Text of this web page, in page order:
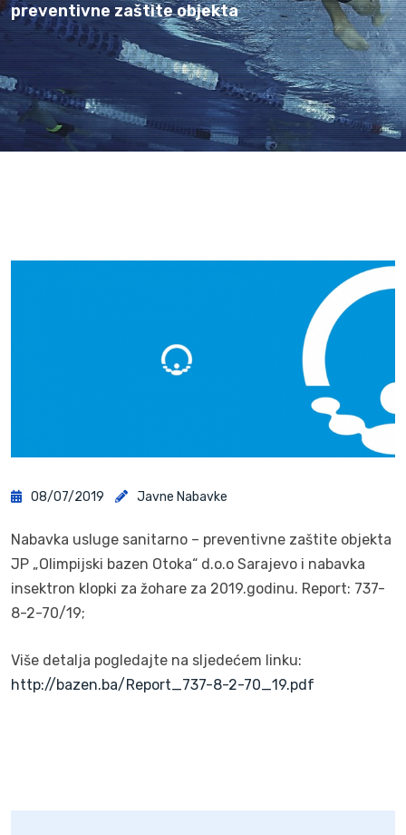
preventivne zaštite objekta
08/07/2019 Javne Nabavke
Nabavka usluge sanitarno – preventivne zaštite objekta
JP „Olimpijski bazen Otoka“ d.o.o Sarajevo i nabavka
insektron klopki za žohare za 2019.godinu. Report: 737-
8-2-70/19;
Više detalja pogledajte na sljedećem linku:
http://bazen.ba/Report_737-8-2-70_19.pdf